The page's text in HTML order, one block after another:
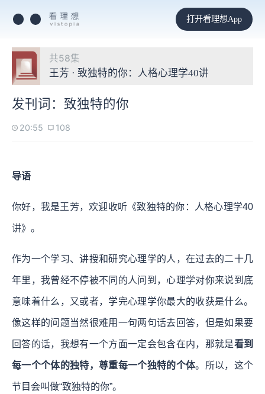
打开看理想App
共58集
王芳 · 致独特的你：人格心理学40讲
发刊词：致独特的你
20:55 108
导语
你好，我是王芳，欢迎收听《致独特的你：人格心理学40
讲》。
作为一个学习、讲授和研究心理学的人，在过去的二十几
年里，我曾经不停被不同的人问到，心理学对你来说到底
意味着什么，又或者，学完心理学你最大的收获是什么。
像这样的问题当然很难用一句两句话去回答，但是如果要
回答的话，我想有一个方面一定会包含在内，那就是看到
每一个个体的独特，尊重每一个独特的个体。所以，这个
节目会叫做“致独特的你”。